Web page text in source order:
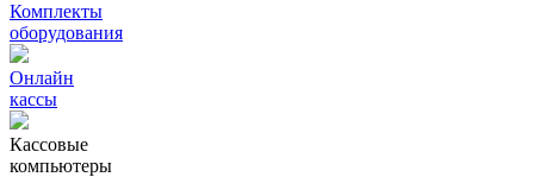
Комплекты
оборудования
Онлайн
кассы
Кассовые
компьютеры